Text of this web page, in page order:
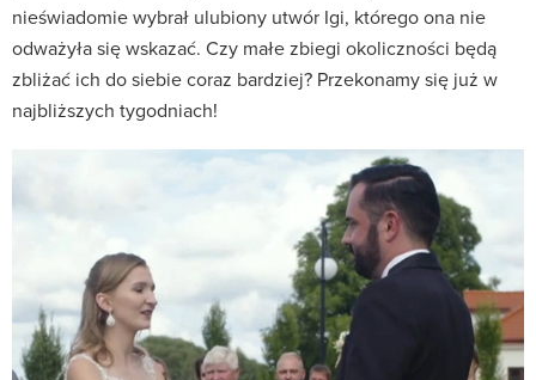
nieświadomie wybrał ulubiony utwór Igi, którego ona nie
odważyła się wskazać. Czy małe zbiegi okoliczności będą
zbliżać ich do siebie coraz bardziej? Przekonamy się już w
najbliższych tygodniach!